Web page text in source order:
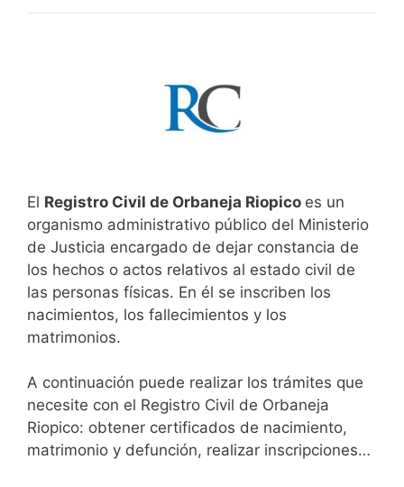
El Registro Civil de Orbaneja Riopico es un
organismo administrativo público del Ministerio
de Justicia encargado de dejar constancia de
los hechos o actos relativos al estado civil de
las personas físicas. En él se inscriben los
nacimientos, los fallecimientos y los
matrimonios.
A continuación puede realizar los trámites que
necesite con el Registro Civil de Orbaneja
Riopico: obtener certificados de nacimiento,
matrimonio y defunción, realizar inscripciones…